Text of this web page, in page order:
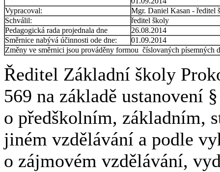
Vypracoval:
Mgr. Daniel Kasan - ředitel
Schválil:
ředitel školy
Pedagogická rada projednala dne
26.08.2014
Směrnice nabývá účinnosti ode dne:
01.09.2014
Změny ve směrnici jsou prováděny formou číslovaných písemných
Ředitel Základní školy
569 na základě ustanovení
o předškolním, základním,
jiném vzdělávání a podle
o zájmovém vzdělávání,